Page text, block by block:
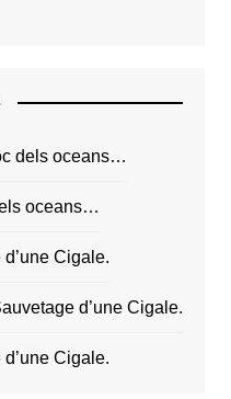
dels oceans…
oceans…
Cigale.
d’une Cigale.
Cigale.